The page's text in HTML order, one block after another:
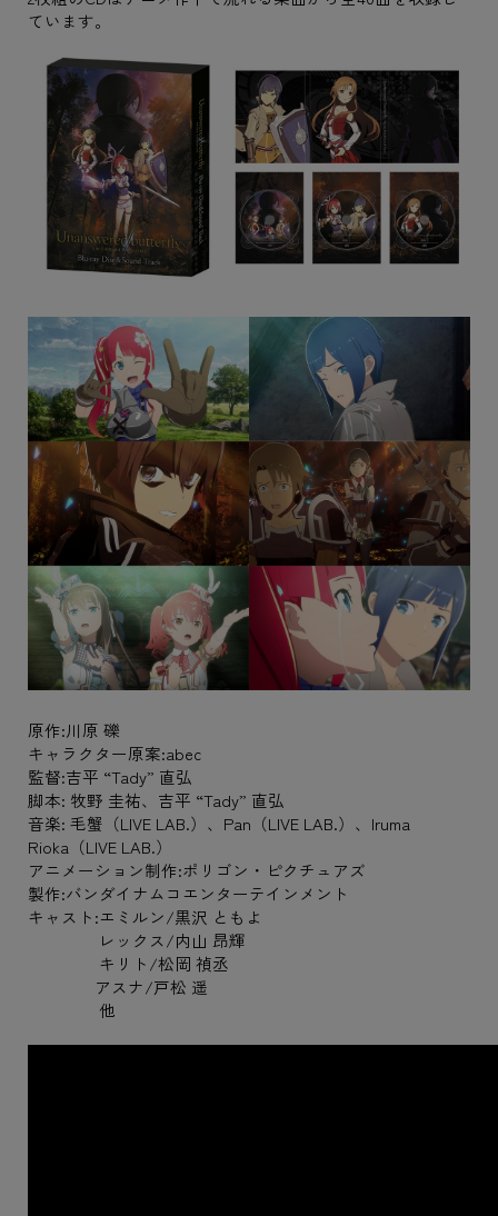
ています。
原作:川原 礫
キャラクター原案:abec
監督:吉平 “Tady” 直弘
脚本: 牧野 圭祐、吉平 “Tady” 直弘
音楽: 毛蟹（LIVE LAB.）、Pan（LIVE LAB.）、Iruma
Rioka（LIVE LAB.）
アニメーション制作:ポリゴン・ピクチュアズ
製作:バンダイナムコエンターテインメント
キャスト:エミルン/黒沢 ともよ
レックス/内山 昂輝
キリト/松岡 禎丞
アスナ/戸松 遥
他